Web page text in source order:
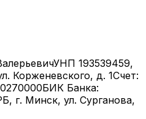
УНП 193539459,
Корженевского, д. 1Счет:
БИК Банка:
г. Минск, ул. Сурганова,